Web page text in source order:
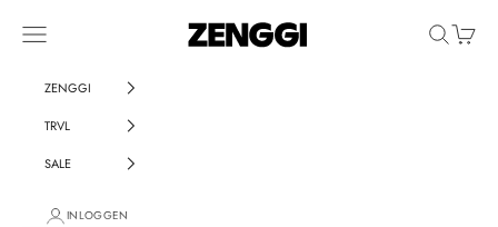
ZENGGI & TRVL by
Menu Zoeken
ZENGGI
TRVL
SALE
INLOGGEN